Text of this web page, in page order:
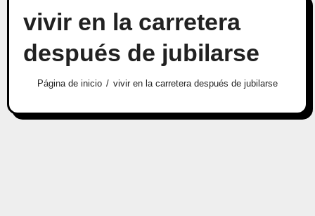
vivir en la carretera
después de jubilarse
Página de inicio vivir en la carretera después de jubilarse